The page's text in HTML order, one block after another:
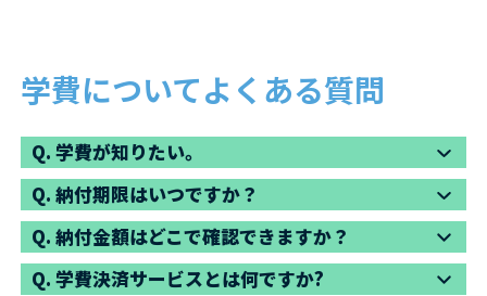
学費についてよくある質問
Q. 学費が知りたい。
Q. 納付期限はいつですか？
Q. 納付金額はどこで確認できますか？
Q. 学費決済サービスとは何ですか?